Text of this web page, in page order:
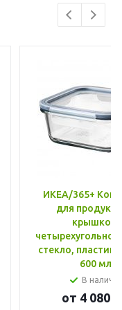
ИКЕА/365+
для
крышкой,
стекло, пластик
600 мл
В
от 4 080 ₸